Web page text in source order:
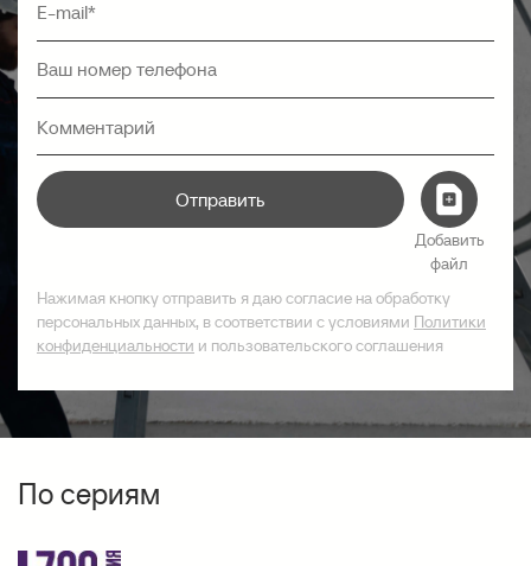
Отправить
Добавить
файл
Нажимая кнопку отправить я даю согласие на обработку
персональных данных, в соответствии с условиями Политики
конфиденциальности и пользовательского соглашения
По сериям